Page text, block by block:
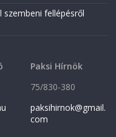
fellépésről
Paksi Hírnök
75/830-380
paksihirnok@gmail.
com